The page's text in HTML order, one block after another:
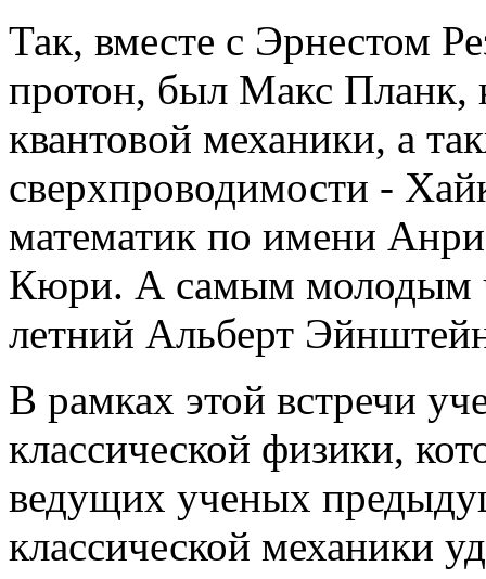
Так, вместе с Эрнестом
протон, был Макс Планк,
квантовой механики, а
сверхпроводимости -
математик по имени
Кюри. А самым молодым
летний Альберт
В рамках этой встречи
классической физики,
ведущих ученых
классической механики